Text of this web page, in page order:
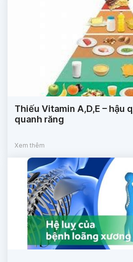
Thiếu Vitamin A,D,E – hậu
quanh răng
Xem thêm